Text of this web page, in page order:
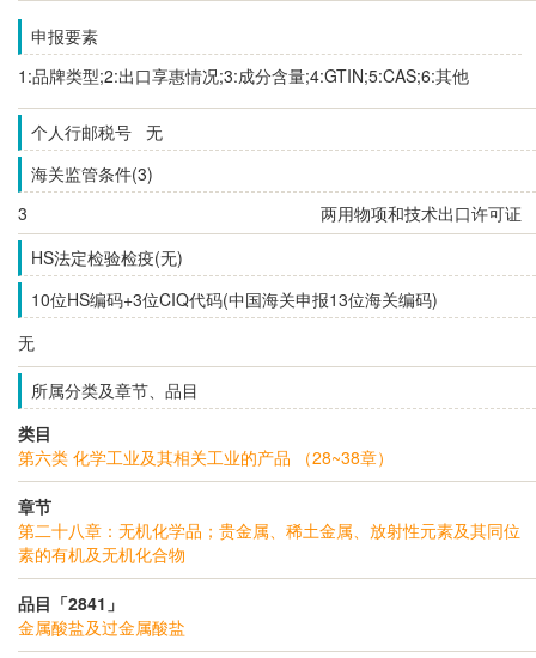
申报要素
1:品牌类型;2:出口享惠情况;3:成分含量;4:GTIN;5:CAS;6:其他
个人行邮税号 无
海关监管条件(3)
3
两用物项和技术出口许可证
HS法定检验检疫(无)
10位HS编码+3位CIQ代码(中国海关申报13位海关编码)
无
所属分类及章节、品目
类目
第六类 化学工业及其相关工业的产品 （28~38章）
章节
第二十八章：无机化学品；贵金属、稀土金属、放射性元素及其同位
素的有机及无机化合物
品目「2841」
金属酸盐及过金属酸盐